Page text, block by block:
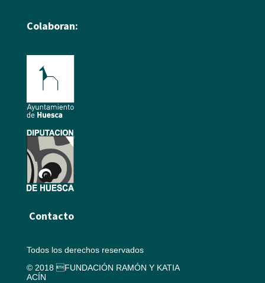
Colaboran:
Contacto
Todos los derechos reservados
© 2018 FUNDACIÓN RAMÓN Y KATIA
ACÍN